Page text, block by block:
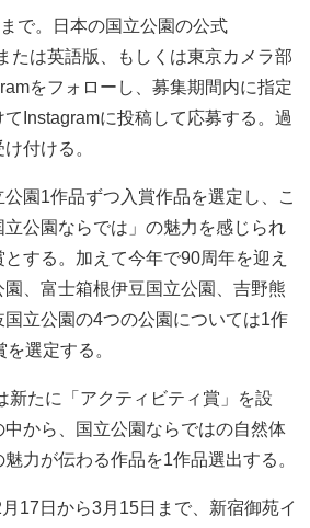
で。日本の国立公園の公式
たは英語版、もしくは東京カメラ部
をフォローし、募集期間内に指定
Instagramに投稿して応募する。過
付ける。
園1作品ずつ入賞作品を選定し、こ
公園ならでは」の魅力を感じられ
する。加えて今年で90周年を迎え
、富士箱根伊豆国立公園、吉野熊
立公園の4つの公園については1作
選定する。
たに「アクティビティ賞」を設
から、国立公園ならではの自然体
力が伝わる作品を1作品選出する。
17日から3月15日まで、新宿御苑イ